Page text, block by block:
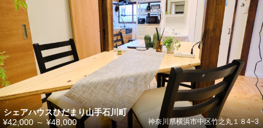
シェアハウスひだまり山手石川町
神奈川県横浜市中区竹之丸１８4−3
¥42,000～¥48,000